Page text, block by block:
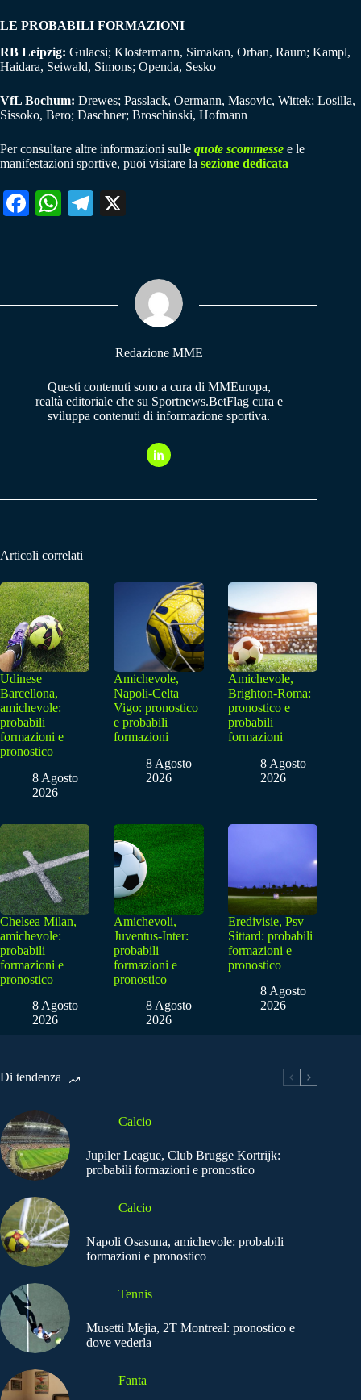
LE PROBABILI FORMAZIONI
RB Leipzig: Gulacsi; Klostermann, Simakan, Orban, Raum; Kampl,
Haidara, Seiwald, Simons; Openda, Sesko
VfL Bochum: Drewes; Passlack, Oermann, Masovic, Wittek; Losilla,
Sissoko, Bero; Daschner; Broschinski, Hofmann
Per consultare altre informazioni sulle quote scommesse e le
manifestazioni sportive, puoi visitare la sezione dedicata
Fa W
pp
Te
m
Redazione MME
Questi contenuti sono a cura di MMEuropa,
realtà editoriale che su Sportnews.BetFlag cura e
sviluppa contenuti di informazione sportiva.
Articoli correlati
Udinese
Barcellona,
amichevole:
probabili
formazioni e
pronostico
8 Agosto
2026
Amichevole,
Napoli-Celta
Vigo: pronostico
e probabili
formazioni
8 Agosto
2026
Amichevole,
Brighton-Roma:
pronostico e
probabili
formazioni
8 Agosto
2026
Chelsea Milan,
amichevole:
probabili
formazioni e
pronostico
8 Agosto
2026
Amichevoli,
Juventus-Inter:
probabili
formazioni e
pronostico
8 Agosto
2026
Eredivisie, Psv
Sittard: probabili
formazioni e
pronostico
8 Agosto
2026
Di tendenza
Calcio
Jupiler League, Club Brugge Kortrijk:
probabili formazioni e pronostico
Calcio
Napoli Osasuna, amichevole: probabili
formazioni e pronostico
Tennis
Musetti Mejia, 2T Montreal: pronostico e
dove vederla
Fanta